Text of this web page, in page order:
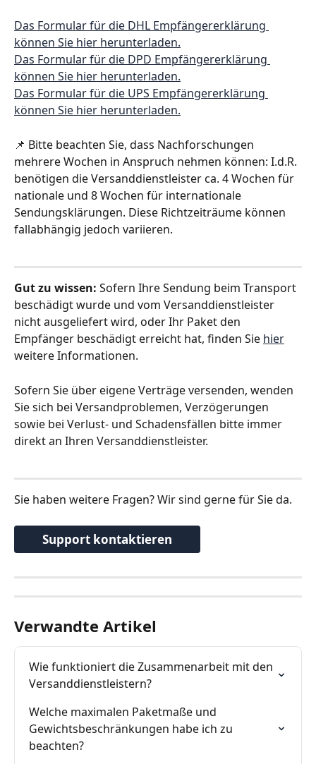
Das Formular für die DHL Empfängererklärung
können Sie hier herunterladen.
Das Formular für die DPD Empfängererklärung
können Sie hier herunterladen.
Das Formular für die UPS Empfängererklärung
können Sie hier herunterladen.
📌 Bitte beachten Sie, dass Nachforschungen
mehrere Wochen in Anspruch nehmen können: I.d.R.
benötigen die Versanddienstleister ca. 4 Wochen für
nationale und 8 Wochen für internationale
Sendungsklärungen. Diese Richtzeiträume können
fallabhängig jedoch variieren.
Gut zu wissen: Sofern Ihre Sendung beim Transport
beschädigt wurde und vom Versanddienstleister
nicht ausgeliefert wird, oder Ihr Paket den
Empfänger beschädigt erreicht hat, finden Sie hier
weitere Informationen.
Sofern Sie über eigene Verträge versenden, wenden
Sie sich bei Versandproblemen, Verzögerungen
sowie bei Verlust- und Schadensfällen bitte immer
direkt an Ihren Versanddienstleister.
Sie haben weitere Fragen? Wir sind gerne für Sie da.
Support kontaktieren
Verwandte Artikel
Wie funktioniert die Zusammenarbeit mit den
Versanddienstleistern?
Welche maximalen Paketmaße und
Gewichtsbeschränkungen habe ich zu
beachten?